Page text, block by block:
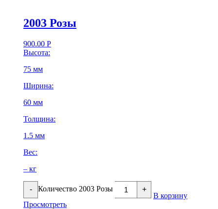
2003 Розы
900.00 Р
Высота:
75 мм
Ширина:
60 мм
Толщина:
1.5 мм
Вес:
– кг
- Количество 2003 Розы +
В корзину
Просмотреть